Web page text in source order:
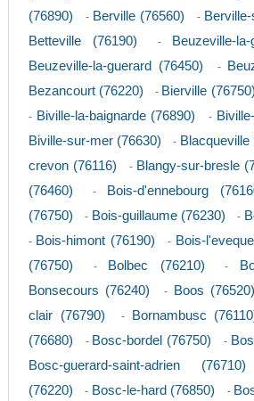
(76890)
- Berville (76560) -
Betteville (76190) - Beuzeville-
Beuzeville-la-guerard (76450) -
Bezancourt (76220) - Bierville (76750)
- Biville-la-baignarde (76890) -
Biville-sur-mer (76630) - Blacqueville
crevon (76116)
- Blangy-sur-bresle
(76460)
- Bois-d'ennebourg
(76750)
- Bois-guillaume (76230) -
- Bois-himont (76190) - Bois-
(76750)
- Bolbec (76210) -
Bonsecours (76240) - Boos (76520)
clair (76790)
- Bornambusc
(76680)
- Bosc-bordel (76750) -
Bosc-guerard-saint-adrien (76710)
(76220)
- Bosc-le-hard (76850) -